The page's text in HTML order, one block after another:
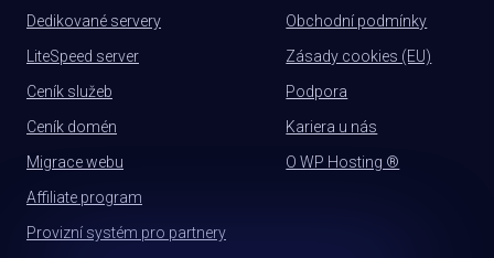
Dedikované servery
LiteSpeed server
Ceník služeb
Ceník domén
Migrace webu
Affiliate program
Provizní systém pro partnery
Obchodní podmínky
Zásady cookies (EU)
Podpora
Kariera u nás
O WP Hosting ®